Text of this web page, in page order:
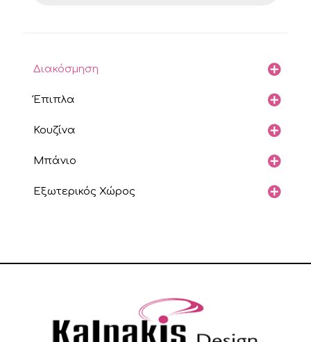
Διακόσμηση
Έπιπλα
Κουζίνα
Μπάνιο
Εξωτερικός Χώρος